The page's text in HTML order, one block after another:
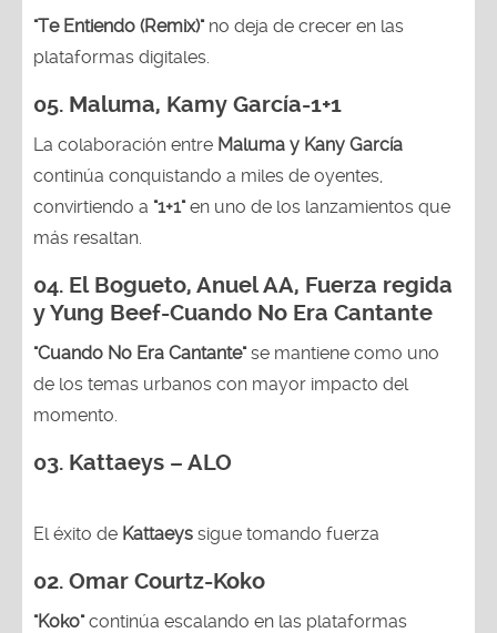
"Te Entiendo (Remix)"no deja de crecer en las
plataformas digitales.
05. Maluma, Kamy García-1+1
La colaboración entre Maluma y Kany García
continúa conquistando a miles de oyentes,
convirtiendo a "1+1"en uno de los lanzamientos que
más resaltan.
04. El Bogueto, Anuel AA, Fuerza regida
y Yung Beef-Cuando No Era Cantante
"Cuando No Era Cantante"se mantiene como uno
de los temas urbanos con mayor impacto del
momento.
03. Kattaeys – ALO
El éxito de Kattaeys sigue tomando fuerza
02. Omar Courtz-Koko
"Koko"continúa escalando en las plataformas